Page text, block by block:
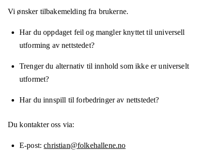
Vi ønsker tilbakemelding fra brukerne.
Har du oppdaget feil og mangler knyttet til universell
utforming av nettstedet?
Trenger du alternativ til innhold som ikke er universelt
utformet?
Har du innspill til forbedringer av nettstedet?
Du kontakter oss via:
E-post christian@folkehallene.no